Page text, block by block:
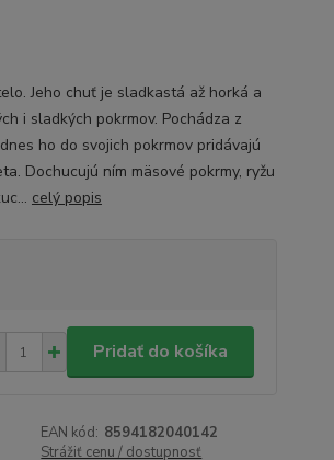
Jeho chuť je sladkastá až horká a
i sladkých pokrmov. Pochádza z
ho do svojich pokrmov pridávajú
Dochucujú ním mäsové pokrmy, ryžu
celý popis
Pridať do košíka
EAN kód: 8594182040142
Strážiť cenu / dostupnosť